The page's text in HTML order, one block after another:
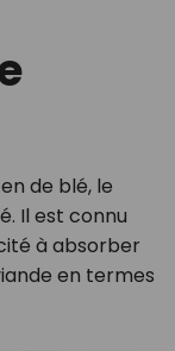
de blé, le
Il est connu
à absorber
en termes